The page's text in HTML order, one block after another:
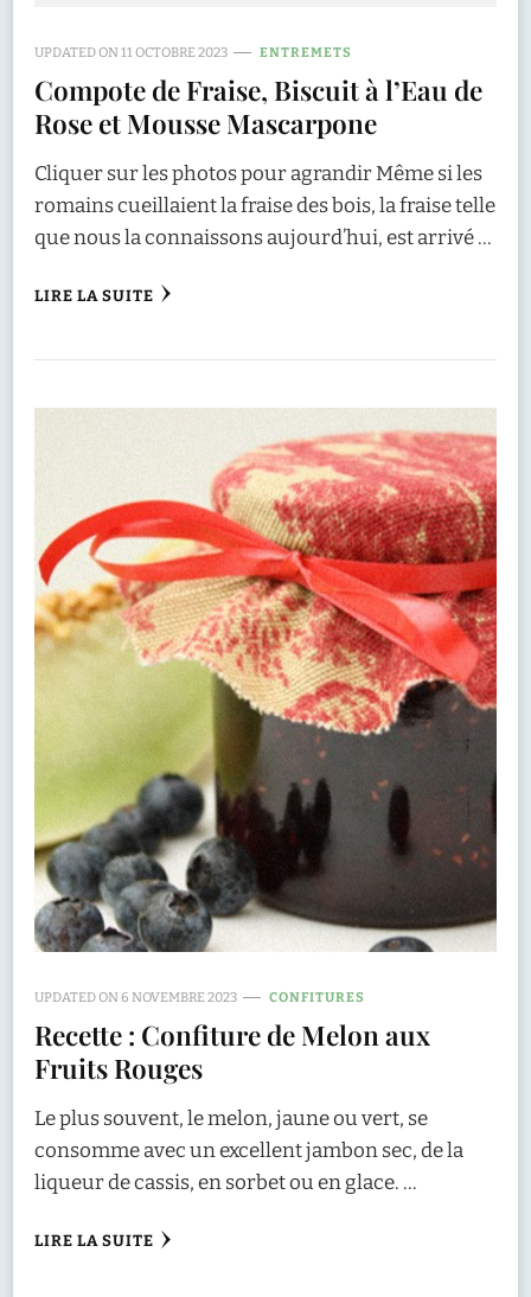
UPDATED ON11 OCTOBRE 2023 ENTREMETS
Compote de Fraise, Biscuit à l’Eau de
Rose et Mousse Mascarpone
Cliquer sur les photos pour agrandir Même si les
romains cueillaient la fraise des bois, la fraise telle
que nous la connaissons aujourd’hui, est arrivé …
LIRE LA SUITE
UPDATED ON6 NOVEMBRE 2023 CONFITURES
Recette : Confiture de Melon aux
Fruits Rouges
Le plus souvent, le melon, jaune ou vert, se
consomme avec un excellent jambon sec, de la
liqueur de cassis, en sorbet ou en glace. …
LIRE LA SUITE